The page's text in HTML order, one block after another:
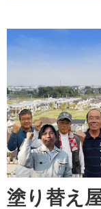
塗り替え